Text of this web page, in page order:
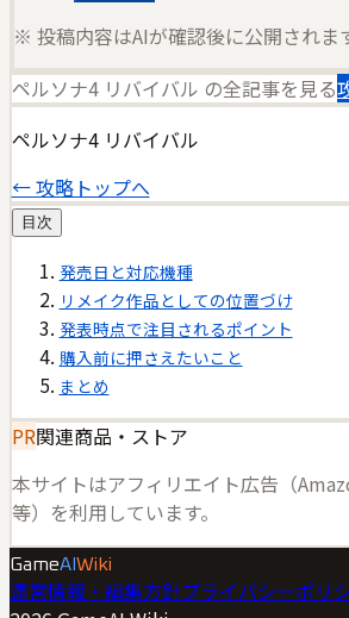
※ 投稿内容はAIが確認後に公開されま
ペルソナ4 リバイバル の全記事を見る
ペルソナ4 リバイバル
← 攻略トップへ
目次
発売日と対応機種
リメイク作品としての位置づけ
発表時点で注目されるポイント
購入前に押さえたいこと
まとめ
PR関連商品・ストア
本サイトはアフィリエイト広告（
等）を利用しています。
GameAI Wiki
運営情報・編集方針プライバシーポリ